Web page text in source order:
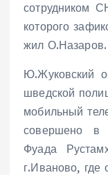
сотрудником
которого
жил О.Назаров.
Ю.Жуковский
шведской
мобильный
совершено в
Фуада
г.Иваново,